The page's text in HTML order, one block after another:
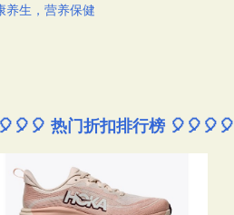
养生，营养保健
热门折扣排行榜 🎈🎈🎈🎈